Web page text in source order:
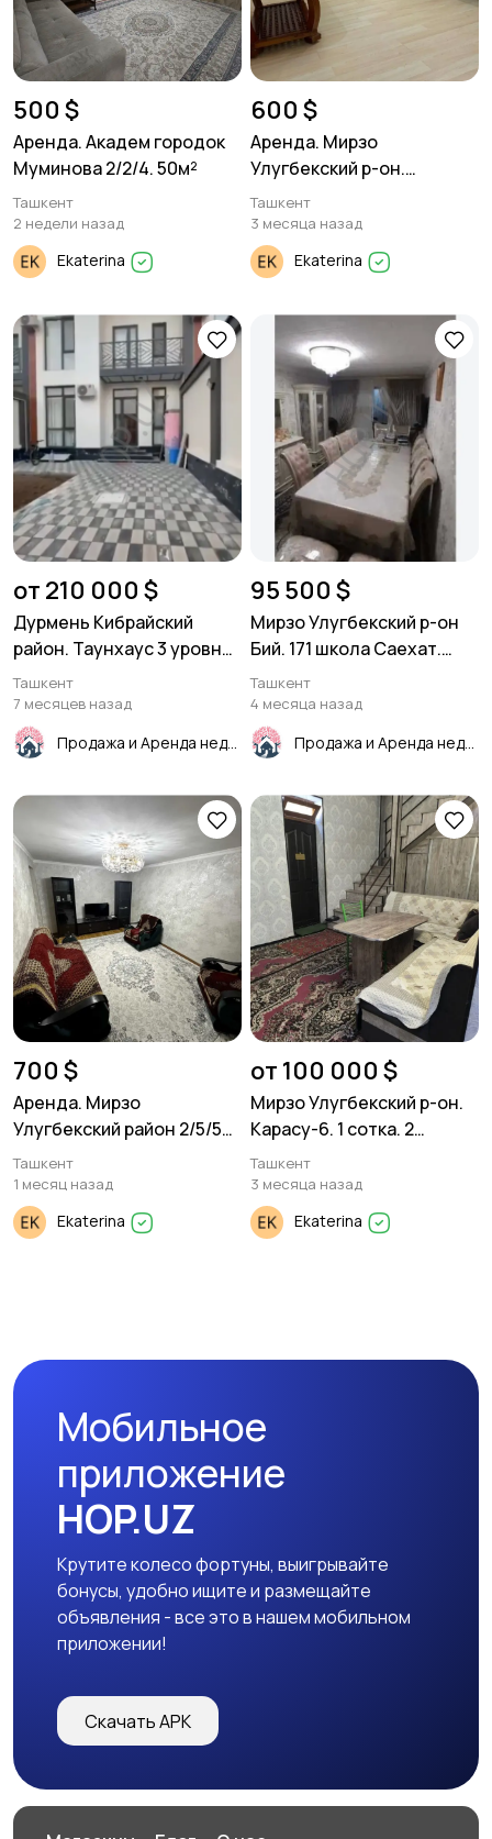
500 $
Аренда. Академ городок
Муминова 2/2/4. 50м²
Ташкент
2 недели назад
Ekaterina
600 $
Аренда. Мирзо
Улугбекский р-он.
Новомосковская 2/3/4.
56м²
Ташкент
3 месяца назад
Ekaterina
от 210 000 $
Дурмень Кибрайский
район. Таунхаус 3 уровня
250м²
Ташкент
7 месяцев назад
95 500 $
Мирзо Улугбекский р-он
Бий. 171 школа Саехат.
3/4/4 65м²
Ташкент
4 месяца назад
700 $
Аренда. Мирзо
Улугбекский район 2/5/5
60м²
Ташкент
1 месяц назад
Ekaterina
от 100 000 $
Мирзо Улугбекский р-он.
Карасу-6. 1 сотка. 2
уровнчц5 5 ком ь
Ташкент
3 месяца назад
Ekaterina
Мобильное
приложение
HOP.UZ
Крутите колесо фортуны, выигрывайте
бонусы, удобно ищите и размещайте
объявления - все это в нашем мобильном
приложении!
Скачать APK